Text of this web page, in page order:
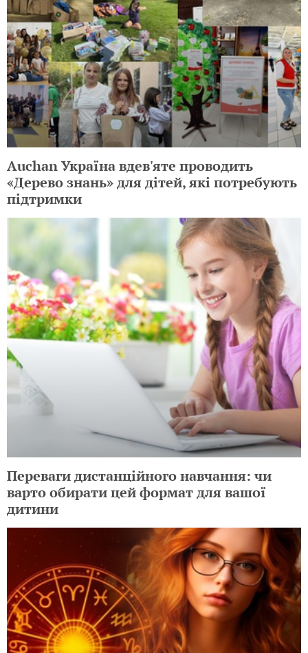
Auchan Україна вдев'яте проводить
«Дерево знань» для дітей, які потребують
підтримки
Переваги дистанційного навчання: чи
варто обирати цей формат для вашої
дитини